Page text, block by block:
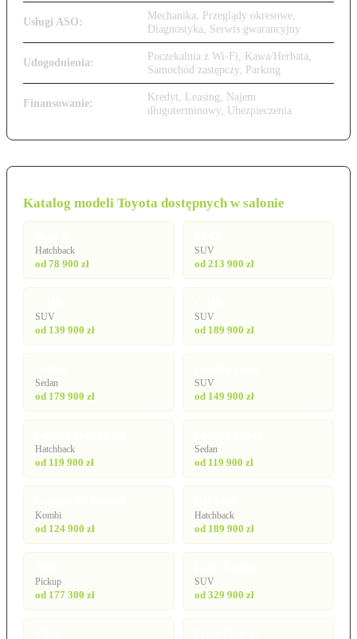
Usługi ASO:
Mechanika, Przeglądy okresowe,
Diagnostyka, Serwis gwarancyjny
Udogodnienia:
Poczekalnia z Wi-Fi, Kawa/Herbata,
Samochód zastępczy, Parking
Finansowanie:
Kredyt, Leasing, Najem
długoterminowy, Ubezpieczenia
Katalog modeli Toyota dostępnych w salonie
Hatchback
od 78 900 zł
SUV
od 213 900 zł
SUV
od 139 900 zł
SUV
od 189 900 zł
Sedan
od 179 900 zł
SUV
od 149 900 zł
Hatchback
od 119 900 zł
Sedan
od 119 900 zł
Kombi
od 124 900 zł
Hatchback
od 189 900 zł
Pickup
od 177 300 zł
SUV
od 329 900 zł